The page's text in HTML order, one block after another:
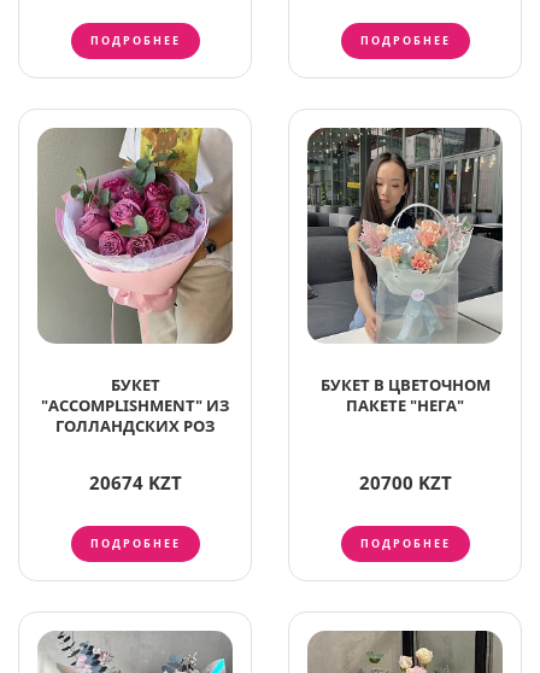
ПОДРОБНЕЕ ПОДРОБНЕЕ
БУКЕТ
"ACCOMPLISHMENT" ИЗ
ГОЛЛАНДСКИХ РОЗ
20674 KZT
ПОДРОБНЕЕ
БУКЕТ В ЦВЕТОЧНОМ
ПАКЕТЕ "НЕГА"
20700 KZT
ПОДРОБНЕЕ